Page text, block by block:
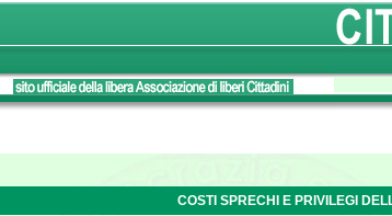
COSTI SPRECHI E PRIVILEGI